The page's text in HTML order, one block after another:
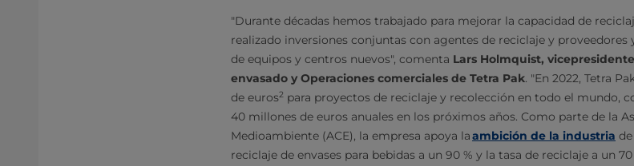
"Durante décadas hemos trabajado para mejorar la capacidad de
realizado inversiones conjuntas con agentes de reciclaje y
de equipos y centros nuevos", comenta Lars Holmquist,
envasado y Operaciones comerciales de Tetra Pak. "En 2022, Tetra
de euros2 para proyectos de reciclaje y recolección en todo el mundo,
40 millones de euros anuales en los próximos años. Como parte de la
Medioambiente (ACE), la empresa apoya laambición de la industria
reciclaje de envases para bebidas a un 90 % y la tasa de reciclaje a un